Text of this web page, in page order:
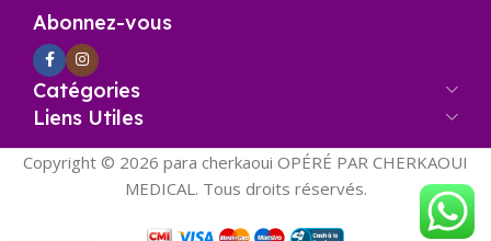
Abonnez-vous
Catégories
Liens Utiles
Copyright © 2026 para cherkaoui OPÉRÉ PAR CHERKAOUI
MEDICAL. Tous droits réservés.